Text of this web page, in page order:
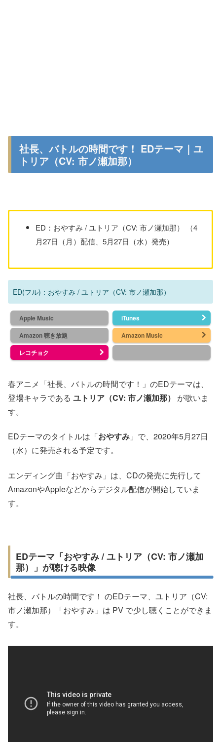
社長、バトルの時間です！ EDテーマ｜ユ
トリア（CV: 市ノ瀬加那）
ED：おやすみ / ユトリア（CV: 市ノ瀬加那） （4
月27日（月）配信、5月27日（水）発売）
ED(フル)：おやすみ / ユトリア（CV: 市ノ瀬加那）
Apple Music
iTunes
Amazon 聴き放題
Amazon Music
レコチョク
春アニメ「社長、バトルの時間です！」のEDテーマは、
登場キャラである ユトリア（CV: 市ノ瀬加那）
が歌いま
す。
EDテーマのタイトルは「おやすみ 」で、2020年5月27日
（水）に発売される予定です。
エンディング曲「おやすみ」は、CDの発売に先行して
AmazonやAppleなどからデジタル配信が開始していま
す。
EDテーマ「おやすみ / ユトリア（CV: 市ノ瀬加
那）」が聴ける映像
社長、バトルの時間です！ のEDテーマ、ユトリア（CV:
市ノ瀬加那）「おやすみ」は PV で少し聴くことができま
す。